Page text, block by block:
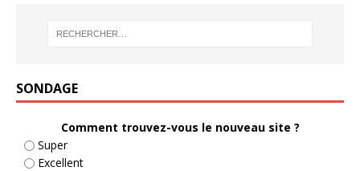
SONDAGE
Comment trouvez-vous le nouveau site ?
Super
Excellent